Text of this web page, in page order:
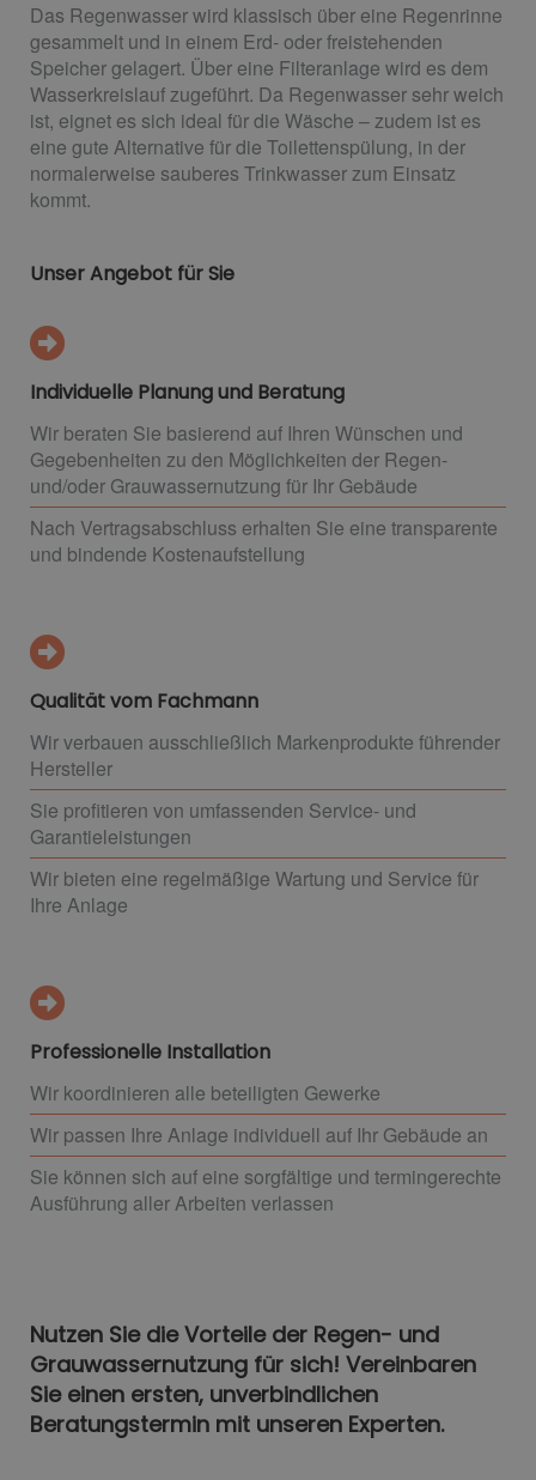
Das Regenwasser wird klassisch über eine Regenrinne
gesammelt und in einem Erd- oder freistehenden
Speicher gelagert. Über eine Filteranlage wird es dem
Wasserkreislauf zugeführt. Da Regenwasser sehr weich
ist, eignet es sich ideal für die Wäsche – zudem ist es
eine gute Alternative für die Toilettenspülung, in der
normalerweise sauberes Trinkwasser zum Einsatz
kommt.
Unser Angebot für Sie
Individuelle Planung und Beratung
Wir beraten Sie basierend auf Ihren Wünschen und
Gegebenheiten zu den Möglichkeiten der Regen-
und/oder Grauwassernutzung für Ihr Gebäude
Nach Vertragsabschluss erhalten Sie eine transparente
und bindende Kostenaufstellung
Qualität vom Fachmann
Wir verbauen ausschließlich Markenprodukte führender
Hersteller
Sie profitieren von umfassenden Service- und
Garantieleistungen
Wir bieten eine regelmäßige Wartung und Service für
Ihre Anlage
Professionelle Installation
Wir koordinieren alle beteiligten Gewerke
Wir passen Ihre Anlage individuell auf Ihr Gebäude an
Sie können sich auf eine sorgfältige und termingerechte
Ausführung aller Arbeiten verlassen
Nutzen Sie die Vorteile der Regen- und
Grauwassernutzung für sich! Vereinbaren
Sie einen ersten, unverbindlichen
Beratungstermin mit unseren Experten.